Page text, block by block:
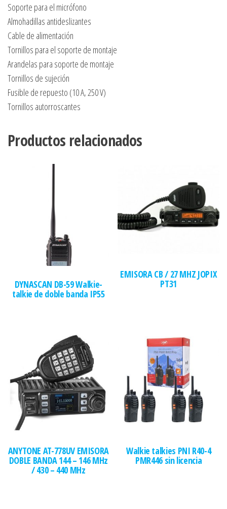
Soporte para el micrófono
Almohadillas antideslizantes
Cable de alimentación
Tornillos para el soporte de montaje
Arandelas para soporte de montaje
Tornillos de sujeción
Fusible de repuesto (10 A, 250 V)
Tornillos autorroscantes
Productos relacionados
DYNASCAN DB-59 Walkie-
talkie de doble banda IP55
EMISORA CB / 27 MHZ JOPIX
PT31
ANYTONE AT-778UV EMISORA
DOBLE BANDA 144 – 146 MHz
/ 430 – 440 MHz
Walkie talkies PNI R40-4
PMR446 sin licencia